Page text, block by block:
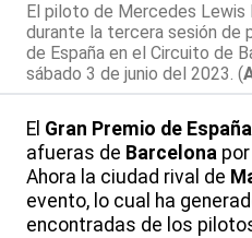
El piloto de Mercedes Lewis
durante la tercera sesión de
de España en el Circuito de
sábado 3 de junio del 2023. (
El Gran Premio de España
afueras de Barcelona
Ahora la ciudad rival de
evento, lo cual ha
encontradas de los